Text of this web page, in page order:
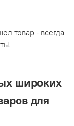
товар - всегда
широких
для